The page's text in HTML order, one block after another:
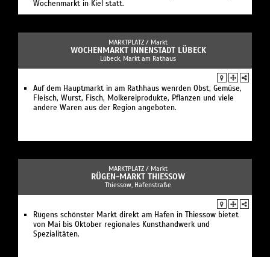
Wochenmarkt in Kiel statt.
MARKTPLATZ / Markt
WOCHENMARKT INNENSTADT LÜBECK
Lübeck, Markt am Rathaus
Auf dem Hauptmarkt in am Rathhaus wenrden Obst, Gemüse,
Fleisch, Wurst, Fisch, Molkereiprodukte, Pflanzen und viele
andere Waren aus der Region angeboten.
MARKTPLATZ / Markt
RÜGEN-MARKT THIESSOW
Thiessow, Hafenstraße
Rügens schönster Markt direkt am Hafen in Thiessow bietet
von Mai bis Oktober regionales Kunsthandwerk und
Spezialitäten.